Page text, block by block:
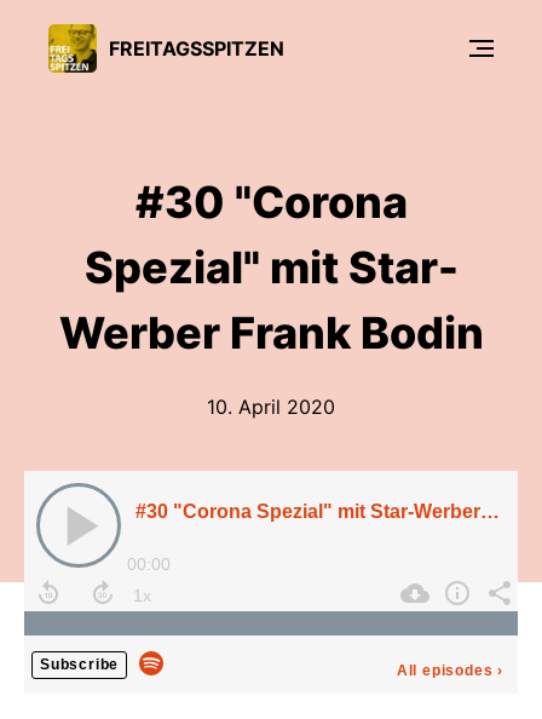
FREITAGSSPITZEN
#30 "Corona
Spezial" mit Star-
Werber Frank Bodin
10. April 2020
#30 "Corona Spezial" mit Star-Werber Frank Bodin
00:00
Subscribe All episodes ›